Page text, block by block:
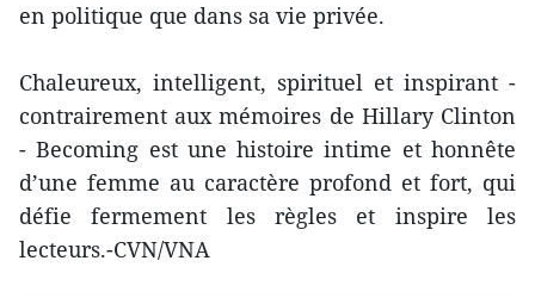
en politique que dans sa vie privée.
Chaleureux, intelligent, spirituel et inspirant -
contrairement aux mémoires de Hillary Clinton
- Becoming est une histoire intime et honnête
d’une femme au caractère profond et fort, qui
défie fermement les règles et inspire les
lecteurs.-CVN/VNA